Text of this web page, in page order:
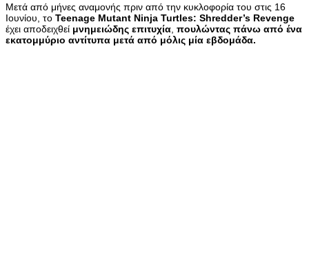
Μετά από μήνες αναμονής πριν από την κυκλοφορία του στις 16
Ιουνίου, το Teenage Mutant Ninja Turtles: Shredder’s Revenge
έχει αποδειχθεί μνημειώδης επιτυχία πουλώντας πάνω από ένα
εκατομμύριο αντίτυπα μετά από μόλις μία εβδομάδα.